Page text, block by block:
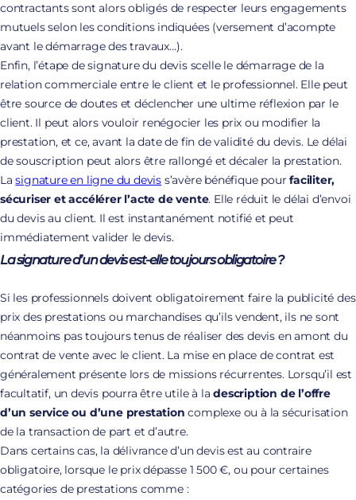
contractants sont alors obligés de respecter leurs engagements
mutuels selon les conditions indiquées (versement d’acompte
avant le démarrage des travaux…).
Enfin, l’étape de signature du devis scelle le démarrage de la
relation commerciale entre le client et le professionnel. Elle peut
être source de doutes et déclencher une ultime réflexion par le
client. Il peut alors vouloir renégocier les prix ou modifier la
prestation, et ce, avant la date de fin de validité du devis. Le délai
de souscription peut alors être rallongé et décaler la prestation.
Lasignature en ligne du devis s’avère bénéfique pour faciliter,
sécuriser et accélérer l’acte de vente. Elle réduit le délai d’envoi
du devis au client. Il est instantanément notifié et peut
immédiatement valider le devis.
La signature d’un devis est-elle toujours obligatoire ?
Si les professionnels doivent obligatoirement faire la publicité des
prix des prestations ou marchandises qu’ils vendent, ils ne sont
néanmoins pas toujours tenus de réaliser des devis en amont du
contrat de vente avec le client. La mise en place de contrat est
généralement présente lors de missions récurrentes. Lorsqu’il est
facultatif, un devis pourra être utile à ladescription de l’offre
d’un service ou d’une prestation complexe ou à la sécurisation
de la transaction de part et d’autre.
Dans certains cas, la délivrance d’un devis est au contraire
obligatoire, lorsque le prix dépasse 1 500 €, ou pour certaines
catégories de prestations comme :